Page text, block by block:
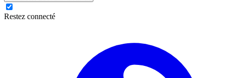
Restez connecté